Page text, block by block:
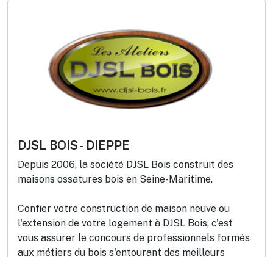
DJSL BOIS - DIEPPE
Depuis 2006, la société DJSL Bois construit des
maisons ossatures bois en Seine-Maritime.
Confier votre construction de maison neuve ou
l'extension de votre logement à DJSL Bois, c'est
vous assurer le concours de professionnels formés
aux métiers du bois s'entourant des meilleurs